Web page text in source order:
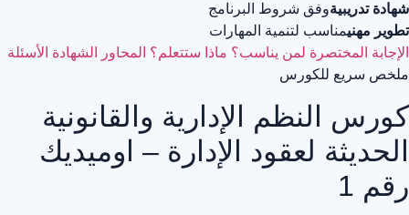
شهادة تدريبيةوفق شروط البرنامج
تطوير مهنيمناسب لتنمية المهارات
الإجابة المختصرة لمن يناسب؟ ماذا ستتعلم؟ المحاور الشهادة الأسئلة
ملخص سريع للكورس
كورس النظم الإدارية والقانونية
الحديثة لعقود الإدارة – اوميديك
رقم 1